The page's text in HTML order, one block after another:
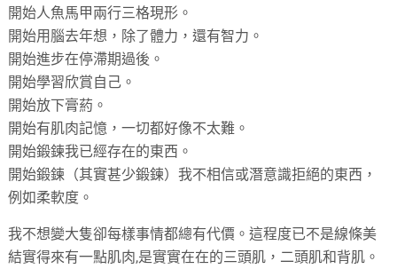
開始人魚馬甲兩行三格現形。
開始用腦去年想，除了體力，還有智力。
開始進步在停滯期過後。
開始學習欣賞自己。
開始放下膏葯。
開始有肌肉記憶，一切都好像不太難。
開始鍛鍊我已經存在的東西。
開始鍛鍊（其實甚少鍛鍊）我不相信或潛意識拒絕的東西，
例如柔軟度。
我不想變大隻卻每樣事情都總有代價。這程度已不是線條美
結實得來有一點肌肉,是實實在在的三頭肌，二頭肌和背肌。